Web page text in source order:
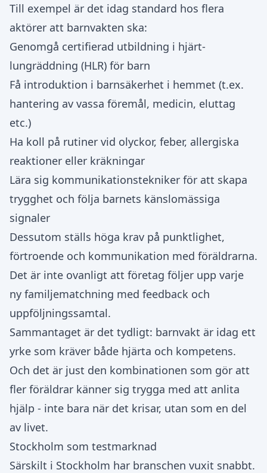
Till exempel är det idag standard hos flera
aktörer att barnvakten ska:
Genomgå certifierad utbildning i hjärt-
lungräddning (HLR) för barn
Få introduktion i barnsäkerhet i hemmet (t.ex.
hantering av vassa föremål, medicin, eluttag
etc.)
Ha koll på rutiner vid olyckor, feber, allergiska
reaktioner eller kräkningar
Lära sig kommunikationstekniker för att skapa
trygghet och följa barnets känslomässiga
signaler
Dessutom ställs höga krav på punktlighet,
förtroende och kommunikation med föräldrarna.
Det är inte ovanligt att företag följer upp varje
ny familjematchning med feedback och
uppföljningssamtal.
Sammantaget är det tydligt: barnvakt är idag ett
yrke som kräver både hjärta och kompetens.
Och det är just den kombinationen som gör att
fler föräldrar känner sig trygga med att anlita
hjälp - inte bara när det krisar, utan som en del
av livet.
Stockholm som testmarknad
Särskilt i Stockholm har branschen vuxit snabbt.